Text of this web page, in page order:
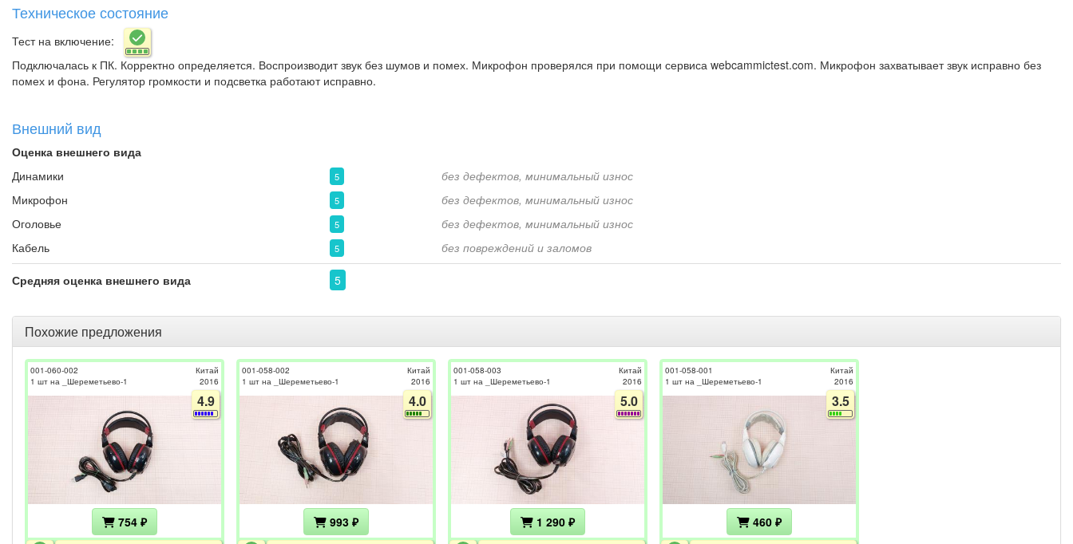
Техническое состояние
Тест на включение:
Подключалась к ПК. Корректно определяется. Воспроизводит звук без шумов и помех. Микрофон проверялся при помощи сервиса webcammictest.com. Микрофон захватывает звук исправно без
помех и фона. Регулятор громкости и подсветка работают исправно.
Внешний вид
Оценка внешнего вида
Динамики
5
без дефектов, минимальный износ
Микрофон
5
без дефектов, минимальный износ
Оголовье
5
без дефектов, минимальный износ
Кабель
5 без повреждений и заломов
Средняя оценка внешнего вида 5
Похожие предложения
001-060-002
1 шт на _Шереметьево-1
Китай
2016
4.9
754 ₽
001-058-002
1 шт на _Шереметьево-1
Китай
2016
4.0
993 ₽
001-058-003
1 шт на _Шереметьево-1
Китай
2016
5.0
1 290 ₽
001-058-001
1 шт на _Шереметьево-1
Китай
2016
3.5
460 ₽